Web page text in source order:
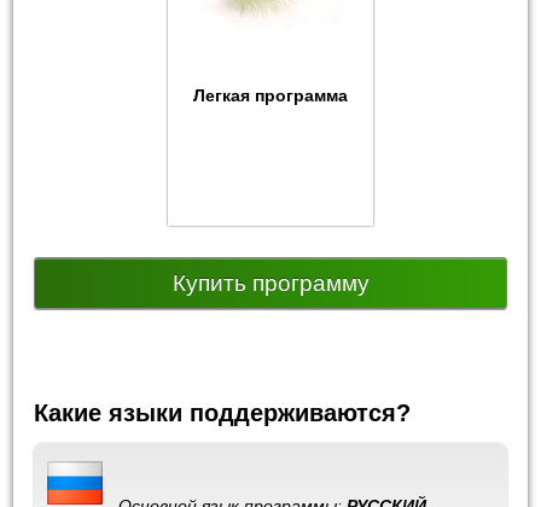
Легкая программа
Купить программу
Какие языки поддерживаются?